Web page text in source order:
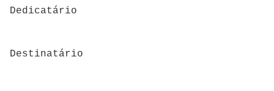
Dedicatário
Destinatário